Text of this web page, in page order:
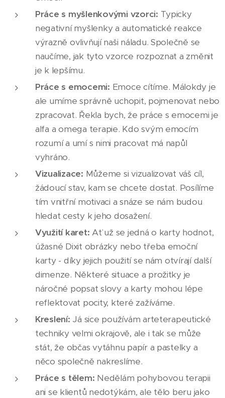
Práce s myšlenkovými vzorci: Typicky
negativní myšlenky a automatické reakce
výrazně ovlivňují naši náladu. Společně se
naučíme, jak tyto vzorce rozpoznat a změnit
je k lepšímu.
Práce s emocemi: Emoce cítíme. Málokdy je
ale umíme správně uchopit, pojmenovat nebo
zpracovat. Řekla bych, že práce s emocemi je
alfa a omega terapie. Kdo svým emocím
rozumí a umí s nimi pracovat má napůl
vyhráno.
Vizualizace: Můžeme si vizualizovat váš cíl,
žádoucí stav, kam se chcete dostat. Posílíme
tím vnitřní motivaci a snáze se nám budou
hledat cesty k jeho dosažení.
Využití karet: Ať už se jedná o karty hodnot,
úžasné Dixit obrázky nebo třeba emoční
karty - díky jejich použití se nám otvírají další
dimenze. Některé situace a prožitky je
náročné popsat slovy a karty mohou lépe
reflektovat pocity, které zažíváme.
Kreslení: Já sice používám arteterapeutické
techniky velmi okrajově, ale i tak se může
stát, že občas vytáhnu papír a pastelky a
něco společně nakreslíme.
Práce s tělem: Nedělám pohybovou terapii
ani se klientů nedotýkám, ale tělo beru jako